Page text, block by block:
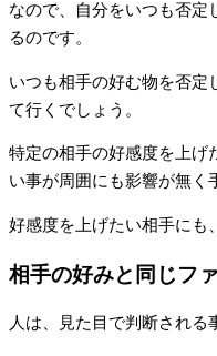
なので、自分をいつも否定
るのです。
いつも相手の好む物を否定
て行くでしょう。
特定の相手の好感度を上げ
い事が周囲にも影響が無く
好感度を上げたい相手にも
相手の好みと同じフ
人は、見た目で判断される